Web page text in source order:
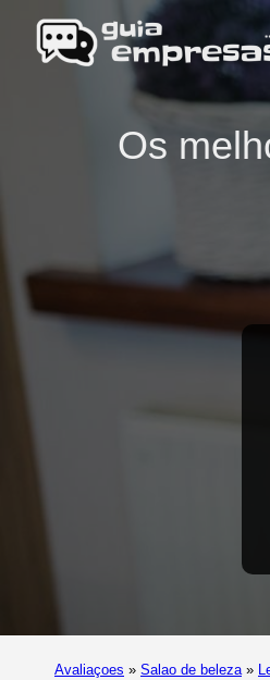
Os
Avaliaçoes » Salao de beleza »